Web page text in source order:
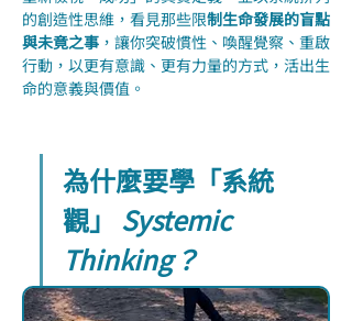
的創造性思維，看見那些限制生命發展的盲點
與未竟之事 ，讓你突破慣性、喚醒覺察、重啟
行動，以更有意識、更有力量的方式，活出生
命的意義與價值。
為什麼要學「系統
觀」 Systemic
Thinking？